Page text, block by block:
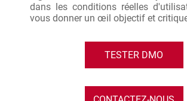
dans les conditions réelles
vous donner un œil objectif et
TESTER DMO